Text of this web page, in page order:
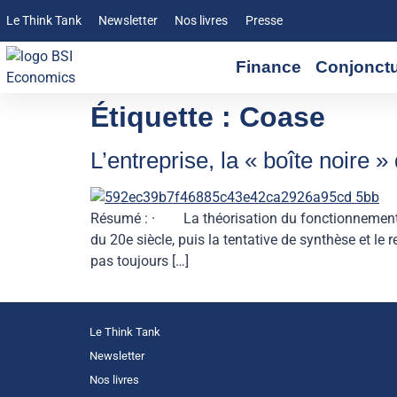
Le Think Tank Newsletter Nos livres Presse
Finance
Étiquette : Coase
L’entreprise, la « boîte noire
Résumé : · La théorisation du fonctionnement
du 20e siècle, puis la tentative de synthèse et
pas toujours […]
Le Think Tank
Newsletter
Nos livres